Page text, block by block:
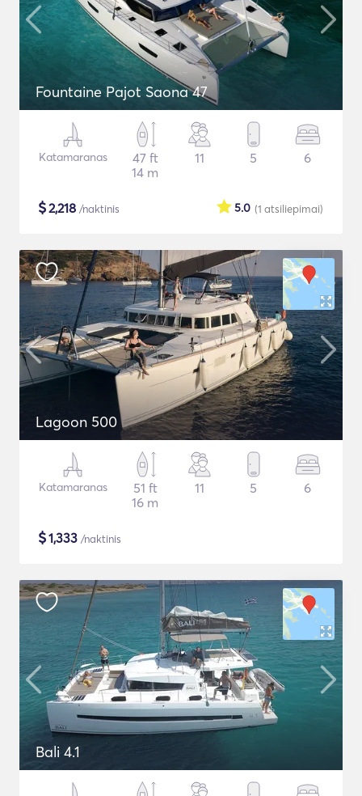
Fountaine Pajot Saona 47
Katamaranas
47 ft
14 m
11 5 6
$2,218 /naktinis (1 atsiliepimai)
5.0
Lagoon 500
Katamaranas
51 ft
16 m
11 5 6
$1,333 /naktinis
Bali 4.1